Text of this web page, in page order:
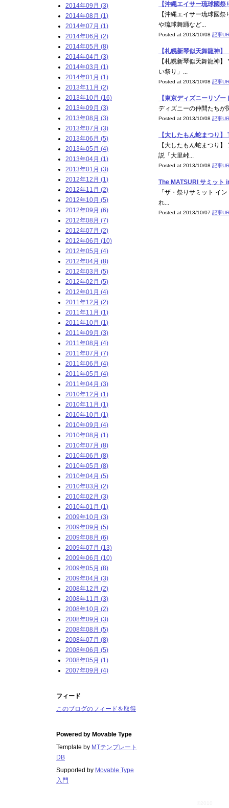
【沖縄エイサー琉球國
【沖縄エイサー琉球國
や琉球舞踊など...
Posted at 2013/10/08 記事
【札幌新琴似天舞龍神
【札幌新琴似天舞龍神
い祭り」...
Posted at 2013/10/08 記事
【東京ディズニーリゾ
ディズニーの仲間たちが
Posted at 2013/10/08 記事
【大したもん蛇まつり
【大したもん蛇まつり
説「大里峠...
Posted at 2013/10/08 記事
The MATSURI サミッ
「ザ・祭りサミット イ
れ...
Posted at 2013/10/07 記事
2014年09月 (3)
2014年08月 (1)
2014年07月 (1)
2014年06月 (2)
2014年05月 (8)
2014年04月 (3)
2014年03月 (1)
2014年01月 (1)
2013年11月 (2)
2013年10月 (16)
2013年09月 (3)
2013年08月 (3)
2013年07月 (3)
2013年06月 (5)
2013年05月 (4)
2013年04月 (1)
2013年01月 (3)
2012年12月 (1)
2012年11月 (2)
2012年10月 (5)
2012年09月 (6)
2012年08月 (7)
2012年07月 (2)
2012年06月 (10)
2012年05月 (4)
2012年04月 (8)
2012年03月 (5)
2012年02月 (5)
2012年01月 (4)
2011年12月 (2)
2011年11月 (1)
2011年10月 (1)
2011年09月 (3)
2011年08月 (4)
2011年07月 (7)
2011年06月 (4)
2011年05月 (4)
2011年04月 (3)
2010年12月 (1)
2010年11月 (1)
2010年10月 (1)
2010年09月 (4)
2010年08月 (1)
2010年07月 (8)
2010年06月 (8)
2010年05月 (8)
2010年04月 (5)
2010年03月 (2)
2010年02月 (3)
2010年01月 (1)
2009年10月 (3)
2009年09月 (5)
2009年08月 (6)
2009年07月 (13)
2009年06月 (10)
2009年05月 (8)
2009年04月 (3)
2008年12月 (2)
2008年11月 (3)
2008年10月 (2)
2008年09月 (3)
2008年08月 (5)
2008年07月 (8)
2008年06月 (5)
2008年05月 (1)
2007年09月 (4)
フィード
このブログのフィードを取得
Powered by Movable Type
Template by MTテンプレート
DB
Supported by Movable Type
入門